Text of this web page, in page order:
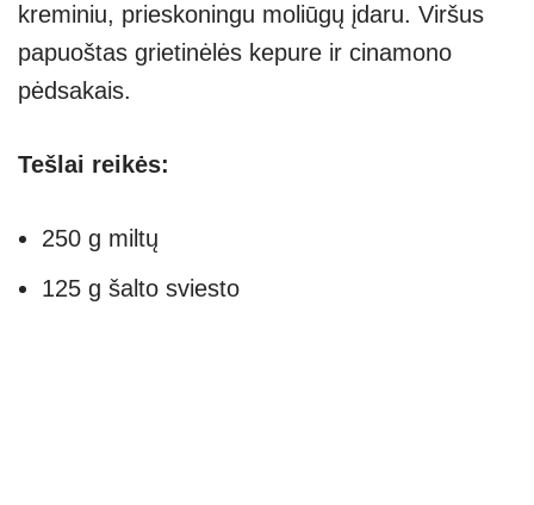
kreminiu, prieskoningu moliūgų įdaru. Viršus
papuoštas grietinėlės kepure ir cinamono
pėdsakais.
Tešlai reikės:
250 g miltų
125 g šalto sviesto